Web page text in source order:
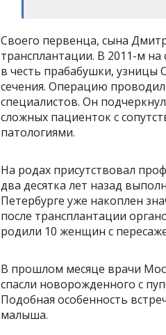
Своего первенца, сына
трансплантации. В 2011-м
в честь прабабушки, узницы
сечения. Операцию
специалистов. Он
сложных пациенток с
патологиями.
На родах присутствовал
два десятка лет назад
Петербурге уже накоплен
после трансплантации
родили 10 женщин с
В прошлом месяце врачи
спасли новорожденного с
Подобная особенность
малыша.